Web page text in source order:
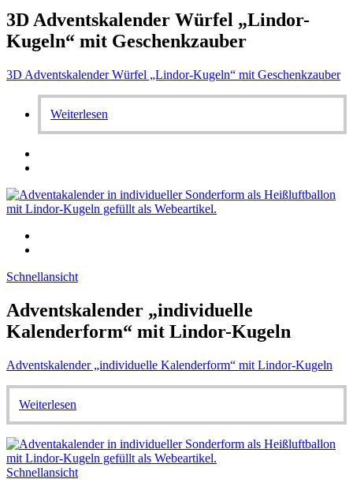
3D Adventskalender Würfel „Lindor-
Kugeln“ mit Geschenkzauber
3D Adventskalender Würfel „Lindor-Kugeln“ mit Geschenkzauber
Weiterlesen
Schnellansicht
Adventskalender „individuelle
Kalenderform“ mit Lindor-Kugeln
Adventskalender „individuelle Kalenderform“ mit Lindor-Kugeln
Weiterlesen
Schnellansicht